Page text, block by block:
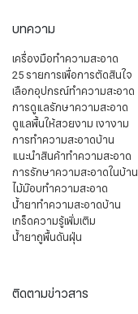
บทความ
เครื่องมือทำความสะอาด
25 รายการเพื่อการตัดสินใจ
เลือกอุปกรณ์ทำความสะอาด
การดูแลรักษาความสะอาด
ดูแลพื้นให้สวยงาม เงางาม
การทำความสะอาดบ้าน
แนะนำสินค้าทำความสะอาด
การรักษาความสะอาดในบ้าน
ไม้ม๊อบทำความสะอาด
น้ำยาทำความสะอาดบ้าน
เกร็ดความรู้เพิ่มเติม
น้ำยาถูพื้นดันฝุ่น
ติดตามข่าวสาร